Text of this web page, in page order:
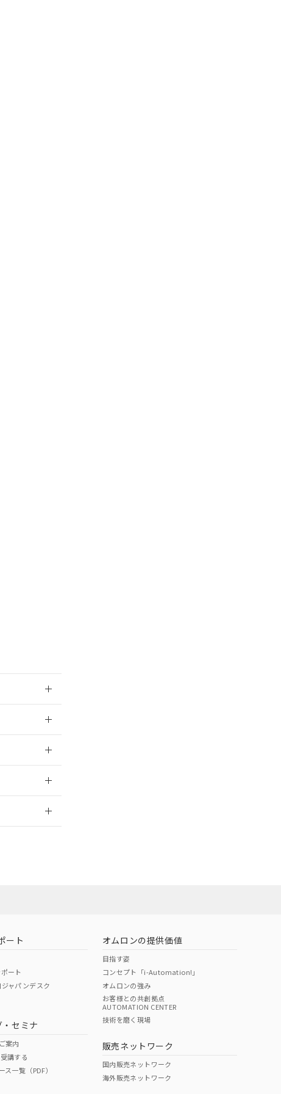
O O
況ページへ
索ください
供させていただ
ご了承ください。
制御機器販売店・
いようお願いしま
ズにご登録され
当社の共同利用者
ことをご了承くだ
以下、フタル酸ジブチ
ではありません。
製品に未対応品が
年1月12日よ
制貨物等」とい
にこれらの製造装
に通知します。
オムロン制御
ート
ート
ャパンデスク
セミナ
案内
講する
ス一覧（PDF）
オムロンの提供価値
目指す姿
コンセプト「i-Automation!」
オムロンの強み
お客様との共創拠点
AUTOMATION CENTER
技術を磨く現場
販売ネットワーク
国内販売ネットワーク
海外販売ネットワーク